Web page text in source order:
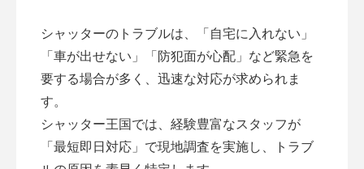
シャッターのトラブルは、「自宅に入れない」
「車が出せない」「防犯面が心配」など緊急を
要する場合が多く、迅速な対応が求められま
す。
シャッター王国では、経験豊富なスタッフが
「最短即日対応」で現地調査を実施し、トラブ